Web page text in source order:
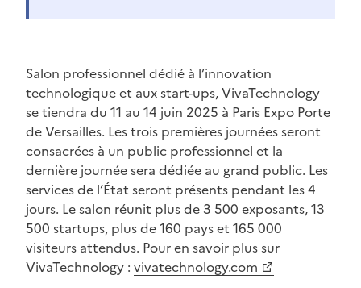
Salon professionnel dédié à l’innovation
technologique et aux start-ups, VivaTechnology
se tiendra du 11 au 14 juin 2025 à Paris Expo Porte
de Versailles. Les trois premières journées seront
consacrées à un public professionnel et la
dernière journée sera dédiée au grand public. Les
services de l’État seront présents pendant les 4
jours. Le salon réunit plus de 3 500 exposants, 13
500 startups, plus de 160 pays et 165 000
visiteurs attendus. Pour en savoir plus sur
VivaTechnology : vivatechnology.com